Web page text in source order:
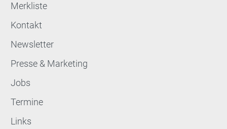
Merkliste
Kontakt
Newsletter
Presse & Marketing
Jobs
Termine
Links